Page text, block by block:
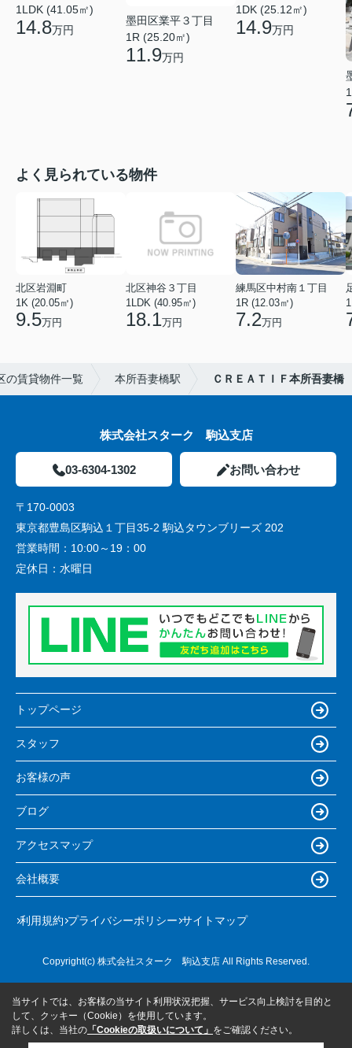
1LDK (41.05㎡)
14.8万円
墨田区業平３丁目
1R (25.20㎡)
11.9万円
1DK (25.12㎡)
14.9万円
よく見られている物件
北区岩淵町
1K (20.05㎡)
9.5万円
北区神谷３丁目
1LDK (40.95㎡)
18.1万円
練馬区中村南１丁目
1R (12.03㎡)
7.2万円
の賃貸物件一覧 本所吾妻橋駅 ＣＲＥＡＴＩＦ本所吾妻橋
株式会社スターク 駒込支店
03-6304-1302 お問い合わせ
〒170-0003
東京都豊島区駒込１丁目35-2 駒込タウンブリーズ 202
営業時間： 10:00～19：00
定休日： 水曜日
トップページ
スタッフ
お客様の声
ブログ
アクセスマップ
会社概要
利用規約 プライバシーポリシー サイトマップ
Copyright(c) 株式会社スターク 駒込支店 All Rights Reserved.
当サイトでは、お客様の当サイト利用状況把握、サービス向上検討を目的と
して、クッキー（Cookie）を使用しています。
詳しくは、当社の 「Cookieの取扱いについて」 をご確認ください。